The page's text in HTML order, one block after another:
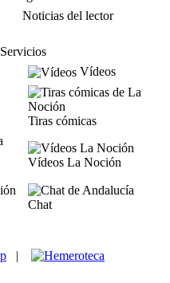
Noticias del lector
Servicios
Vídeos
Tiras cómicas
Vídeos La Noción
Chat
|